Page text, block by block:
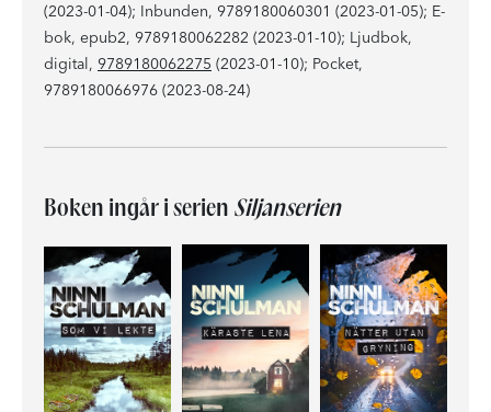
(2023-01-04); Inbunden, 9789180060301 (2023-01-05); E-
bok, epub2, 9789180062282 (2023-01-10); Ljudbok,
digital, 9789180062275 (2023-01-10); Pocket,
9789180066976 (2023-08-24)
Boken ingår i serien Siljanserien